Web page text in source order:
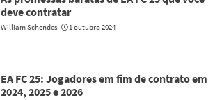
deve contratar
William Schendes 1 outubro 2024
EA FC 25: Jogadores em fim de contrato em
2024, 2025 e 2026